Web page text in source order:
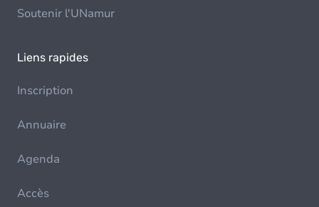
Soutenir l'UNamur
Liens rapides
Inscription
Annuaire
Agenda
Accès